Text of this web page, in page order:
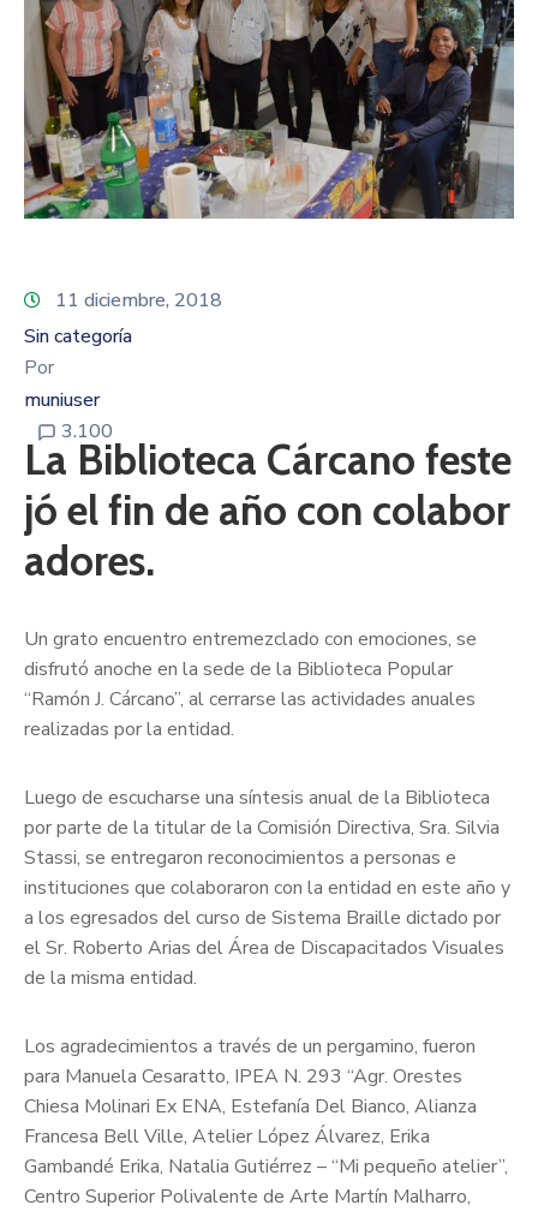
11 diciembre, 2018
Sin categoría
Por
muniuser
3.100
La Biblioteca Cárcano feste
jó el fin de año con colabor
adores.
Un grato encuentro entremezclado con emociones, se
disfrutó anoche en la sede de la Biblioteca Popular
“Ramón J. Cárcano”, al cerrarse las actividades anuales
realizadas por la entidad.
Luego de escucharse una síntesis anual de la Biblioteca
por parte de la titular de la Comisión Directiva, Sra. Silvia
Stassi, se entregaron reconocimientos a personas e
instituciones que colaboraron con la entidad en este año y
a los egresados del curso de Sistema Braille dictado por
el Sr. Roberto Arias del Área de Discapacitados Visuales
de la misma entidad.
Los agradecimientos a través de un pergamino, fueron
para Manuela Cesaratto, IPEA N. 293 “Agr. Orestes
Chiesa Molinari Ex ENA, Estefanía Del Bianco, Alianza
Francesa Bell Ville, Atelier López Álvarez, Erika
Gambandé Erika, Natalia Gutiérrez – “Mi pequeño atelier”,
Centro Superior Polivalente de Arte Martín Malharro,